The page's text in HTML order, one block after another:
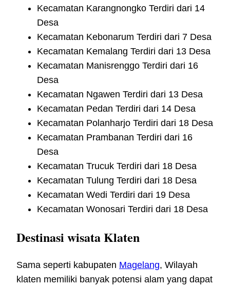
Kecamatan Karangnongko Terdiri dari 14
Desa
Kecamatan Kebonarum Terdiri dari 7 Desa
Kecamatan Kemalang Terdiri dari 13 Desa
Kecamatan Manisrenggo Terdiri dari 16
Desa
Kecamatan Ngawen Terdiri dari 13 Desa
Kecamatan Pedan Terdiri dari 14 Desa
Kecamatan Polanharjo Terdiri dari 18 Desa
Kecamatan Prambanan Terdiri dari 16
Desa
Kecamatan Trucuk Terdiri dari 18 Desa
Kecamatan Tulung Terdiri dari 18 Desa
Kecamatan Wedi Terdiri dari 19 Desa
Kecamatan Wonosari Terdiri dari 18 Desa
Destinasi wisata Klaten
Sama seperti kabupaten Magelang, Wilayah
klaten memiliki banyak potensi alam yang dapat